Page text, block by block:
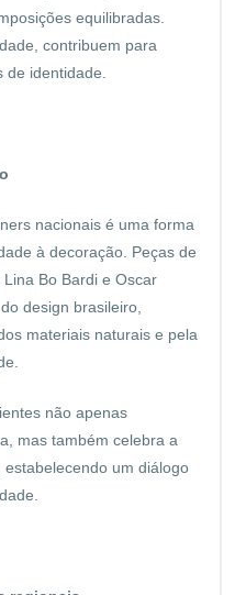
equilibradas.
contribuem para
identidade.
nacionais é uma forma
à decoração. Peças de
Bo Bardi e Oscar
design brasileiro,
materiais naturais e pela
não apenas
mas também celebra a
um diálogo